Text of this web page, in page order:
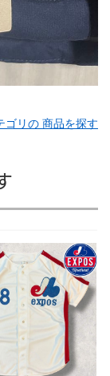
ゴリの 商品を探す